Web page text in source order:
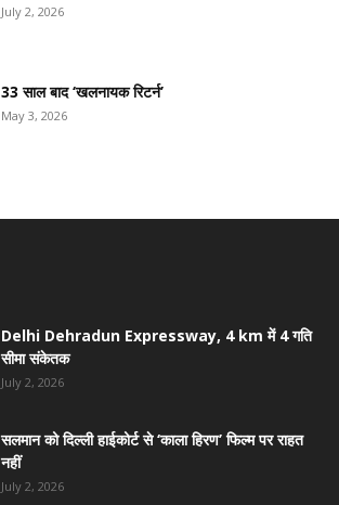
July 2, 2026
33 साल बाद ‘खलनायक रिटर्न’
May 3, 2026
Delhi Dehradun Expressway, 4 km में 4 गति
सीमा संकेतक
July 2, 2026
सलमान को दिल्ली हाईकोर्ट से ‘काला हिरण’ फिल्म पर राहत
नहीं
July 2, 2026